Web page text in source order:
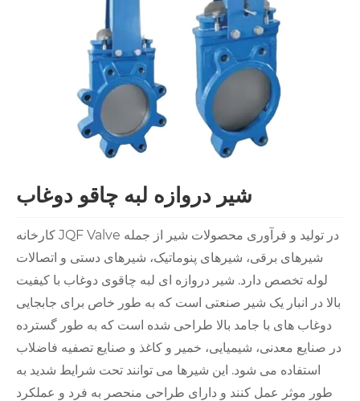
شیر دروازه لبه چاقو دوغاب
کارخانه JQF Valve در تولید و فرآوری محصولات شیر ​​از جمله
شیرهای برقی، شیرهای پنوماتیک، شیرهای دستی و اتصالات
لوله تخصص دارد. شیر دروازه ای لبه چاقوی دوغاب با کیفیت
بالا در انبار یک شیر صنعتی است که به طور خاص برای جابجایی
دوغاب های با جامد بالا طراحی شده است که به طور گسترده
در صنایع معدنی، شیمیایی، خمیر و کاغذ و صنایع تصفیه فاضلاب
استفاده می شود. این شیرها می توانند تحت شرایط شدید به
طور موثر عمل کنند و دارای طراحی منحصر به فرد و عملکرد